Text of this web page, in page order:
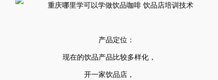
产品定位：
现在的饮品产品比较多样化，
开一家饮品店，